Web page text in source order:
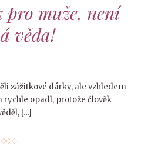
pro muže, není
věda!
zážitkové dárky, ale vzhledem
opadl, protože člověk
[…]